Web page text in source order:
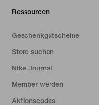
Ressourcen
Geschenkgutscheine
Store suchen
Nike Journal
Member werden
Aktionscodes